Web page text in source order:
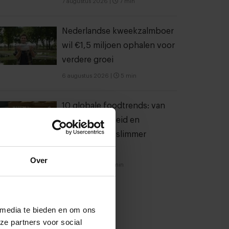
Over
te bieden en om ons
partners voor social
7 augustus 2026 7 min
Nederlandse kweekzalmboer
wil €1,5 miljoen ophalen voor
verdere groei
6 augustus 2026 5 min
10 globale foodtrends: van
darmgezondheid en
brainfood tot slimmer
snacken
6 min